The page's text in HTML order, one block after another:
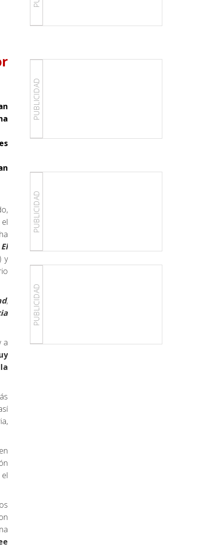
El
y
,
a
PUBLICIDAD
PUBLICIDAD
PUBLICIDAD